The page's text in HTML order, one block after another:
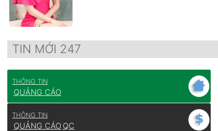
TIN MỚI 247
THÔNG TIN
QUẢNG CÁO
THÔNG TIN
QUẢNG CÁO QC